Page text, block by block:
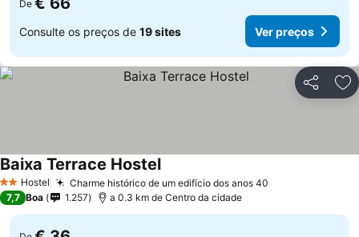
De
Consulte os preços de 19 sites Ver preços
Partilhar
2 Estrelas
Hostel Charme histórico de um edifício dos anos 40
Baixa Terrace Hostel
7,7 Boa 1.257 a 0.3 km de Centro da cidade